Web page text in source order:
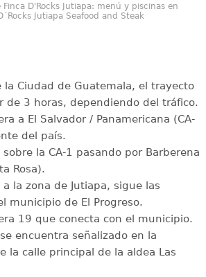
D'Rocks Jutiapa: menú y piscinas en
Jutiapa Seafood and Steak
la Ciudad de Guatemala, el trayecto
de 3 horas, dependiendo del tráfico.
a El Salvador / Panamericana (CA-
del país.
la CA-1 pasando por Barberena
Rosa).
la zona de Jutiapa, sigue las
municipio de El Progreso.
19 que conecta con el municipio.
encuentra señalizado en la
la calle principal de la aldea Las